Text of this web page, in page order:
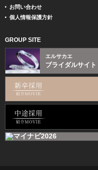
お問い合わせ
個人情報保護方針
GROUP SITE
エルサカエ
ブライダルサイト